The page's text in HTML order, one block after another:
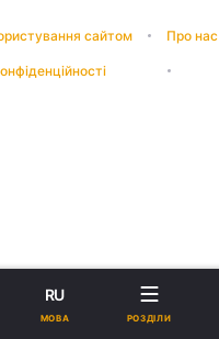
сайтом Про нас
RU
МОВА РОЗДІЛИ